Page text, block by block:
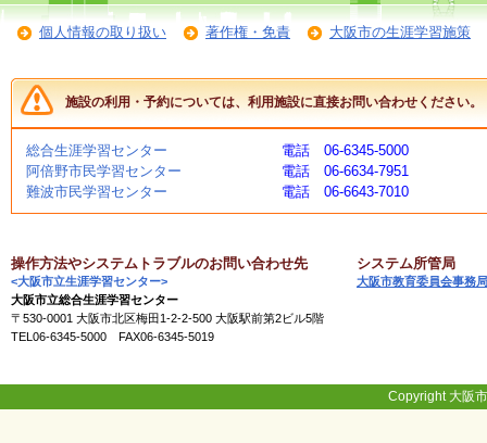
る
ご
講
師
・
イ
ン
ラ
ク
タ
ー
集
個人情報の取り扱い 著作権・免責 大阪市の生涯学習施策
施設の利用・予約については、利用施設に直接お問い合わせください。
総合生涯学習センター
電話 06-6345-5000
阿倍野市民学習センター
電話 06-6634-7951
難波市民学習センター
電話 06-6643-7010
操作方法やシステムトラブルのお問い合わせ先
<大阪市立生涯学習センター>
大阪市立総合生涯学習センター
〒530-0001 大阪市北区梅田1-2-2-500 大阪駅前第2ビル5階
TEL06-6345-5000 FAX06-6345-5019
システム所管局
大阪市教育委員会事務局
Copyright 大阪